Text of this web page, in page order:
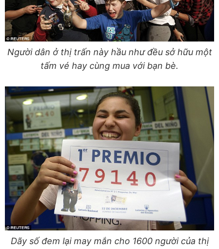
Người dân ở thị trấn này hầu như đều sở hữu một
tấm vé hay cùng mua với bạn bè.
Dãy số đem lại may mắn cho 1600 người của thị